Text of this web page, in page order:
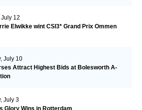
July 12
Elwikke wint CSI3* Grand Prix Ommen
July 10
Attract Highest Bids at Bolesworth A-
July 3
Glory Wins in Rotterdam